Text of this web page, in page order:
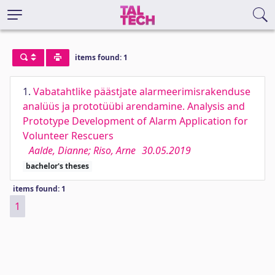
items found: 1
1. Vabatahtlike päästjate alarmeerimisrakenduse
analüüs ja prototüübi arendamine. Analysis and
Prototype Development of Alarm Application for
Volunteer Rescuers
Aalde, Dianne; Riso, Arne 30.05.2019
bachelor's theses
items found: 1
1